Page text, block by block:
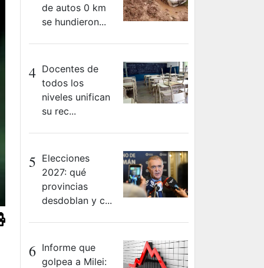
de autos 0 km
se hundieron...
4 Docentes de
todos los
niveles unifican
su rec...
5 Elecciones
2027: qué
provincias
desdoblan y c...
6 Informe que
golpea a Milei: